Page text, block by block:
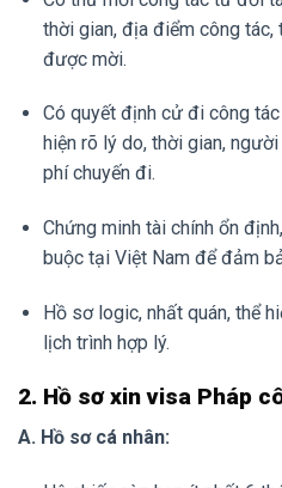
thời gian, địa điểm công
được mời.
Có quyết định cử đi công
hiện rõ lý do, thời gian,
phí chuyến đi.
Chứng minh tài chính ổn
buộc tại Việt Nam để đảm
Hồ sơ logic, nhất quán, thể
lịch trình hợp lý.
2. Hồ sơ xin visa Pháp
A. Hồ sơ cá nhân: